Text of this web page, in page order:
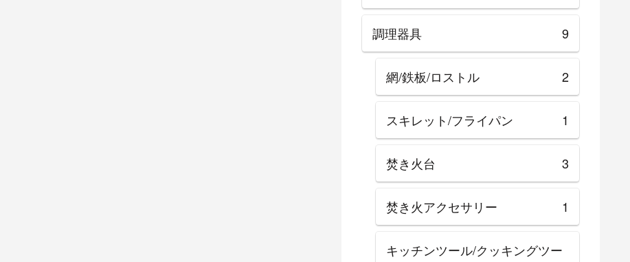
調理器具 9
網/鉄板/ロストル 2
スキレット/フライパン 1
焚き火台 3
焚き火アクセサリー 1
キッチンツール/クッキングツー